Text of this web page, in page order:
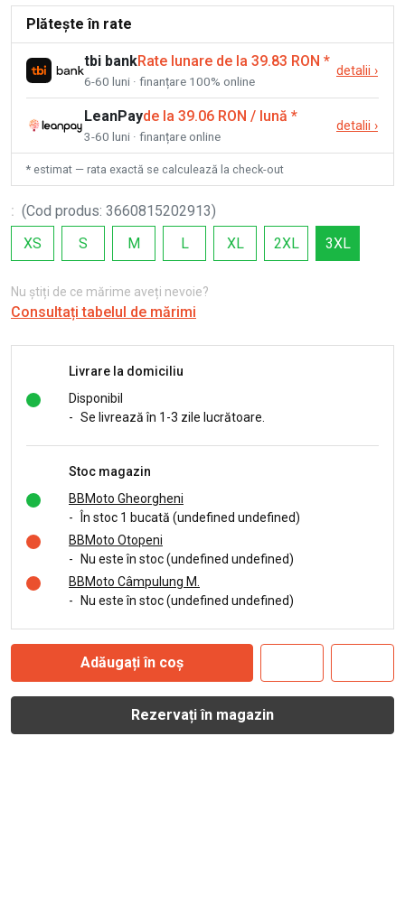
Plătește în rate
tbi bankRate lunare de la 39.83 RON *
6-60 luni · finanțare 100% online
detalii ›
LeanPayde la 39.06 RON / lună *
3-60 luni · finanțare online
detalii ›
* estimat — rata exactă se calculează la check-out
: (Cod produs: 3660815202913)
XS
S M L XL 2XL 3XL
Nu știți de ce mărime aveți nevoie?
Consultați tabelul de mărimi
Livrare la domiciliu
Disponibil
- Se livrează în 1-3 zile lucrătoare.
Stoc magazin
BBMoto Gheorgheni
-
În stoc 1 bucată (undefined undefined)
BBMoto Otopeni
-
Nu este în stoc (undefined undefined)
BBMoto Câmpulung M.
-
Nu este în stoc (undefined undefined)
Adăugați în coș
Rezervați în magazin